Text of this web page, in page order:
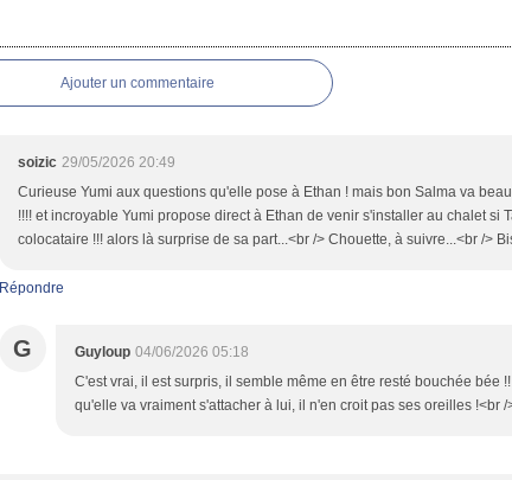
Ajouter un commentaire
soizic 29/05/2026 20:49
Curieuse Yumi aux questions qu'elle pose à Ethan ! mais bon Salma va
!!!! et incroyable Yumi propose direct à Ethan de venir s'installer au chalet si
colocataire !!! alors là surprise de sa part...<br /> Chouette, à suivre...<br />
Répondre
G Guyloup 04/06/2026 05:18
C'est vrai, il est surpris, il semble même en être resté bouchée bée
qu'elle va vraiment s'attacher à lui, il n'en croit pas ses oreilles !<br